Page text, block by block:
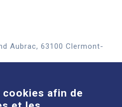
Aubrac, 63100 Clermont-
afin de